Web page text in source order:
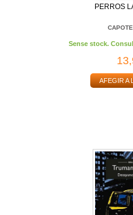
PERROS
Sense stock.
AFEGIR A